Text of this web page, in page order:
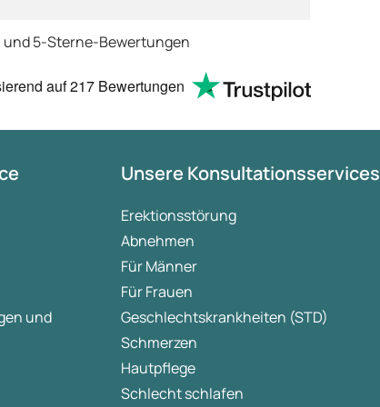
und 5-Sterne-Bewertungen
auf217 Bewertungen
und
Unsere Konsultationsservices
Erektionsstörung
Abnehmen
Für Männer
Für Frauen
Geschlechtskrankheiten (STD)
Schmerzen
Hautpflege
Schlecht schlafen